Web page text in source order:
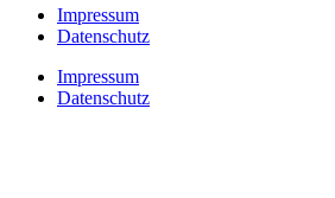
Impressum
Datenschutz
Impressum
Datenschutz